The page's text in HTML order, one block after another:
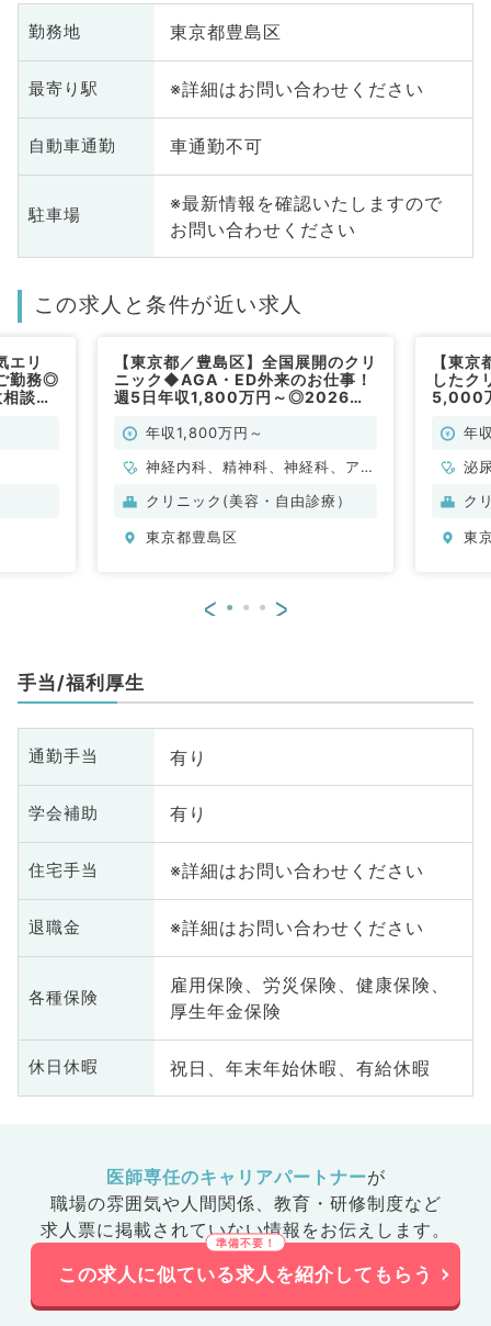
勤務地 東京都豊島区
最寄り駅 ※詳細はお問い合わせください
自動車通勤 車通勤不可
駐車場
※最新情報を確認いたしますので
お問い合わせください
この求人と条件が近い求人
エリ
勤務◎
談可
【東京都／豊島区】全国展開のクリ
ニック◆AGA・ED外来のお仕事！
週5日年収1,800万円～◎2026年
問／常勤）
年収1,800万円～
神経内科、精神科、神経科、アレ
ルギー科、リウマチ科、小児科、
脳神経外科、呼吸器外科、心臓血
眼科、耳鼻咽喉科、気管食道科、
臓内科、老年内科、血液内科、外
科、乳腺外科、総合診療科、美容
皮膚科、健診・人間ドック、救急
科・ＩＣＵ、病理科、基礎医学
系、膠原病科、スポーツ整形外
科、大腸・肛門外科、産業医、脊
クリニック(美容・自由診療）
東京都豊島区
【東
した
5,000
不問／
年
泌
ク
東
< >
手当/福利厚生
通勤手当 有り
学会補助 有り
住宅手当 ※詳細はお問い合わせください
退職金 ※詳細はお問い合わせください
各種保険
雇用保険、労災保険、健康保険、
厚生年金保険
休日休暇 祝日、年末年始休暇、有給休暇
医師専任のキャリアパートナーが
職場の雰囲気や人間関係、 教育・研修制度など
求人票に掲載されていない情報をお伝えします。
この求人に似ている求人を紹介してもらう